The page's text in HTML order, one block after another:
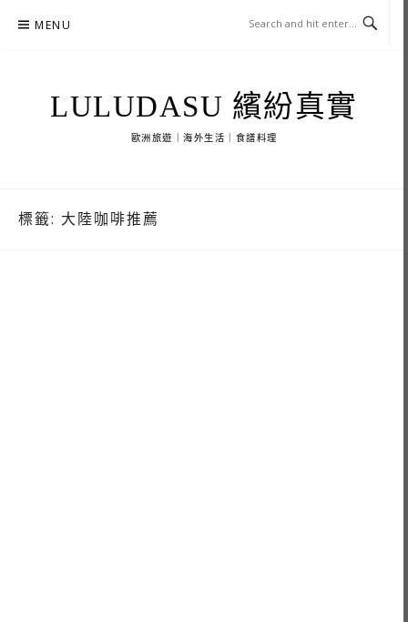
MENU
LULUDASU 繽紛真實
歐洲旅遊｜海外生活｜食譜料理
標籤: 大陸咖啡推薦